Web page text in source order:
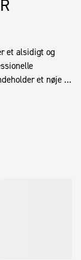
et alsidigt og
et nøje
opgaver